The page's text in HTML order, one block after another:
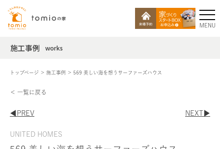
MENU
施工事例 works
トップページ 施工事例 569 美しい海を想うサーファーズハウス
＜ 一覧に戻る
◀︎PREV NEXT▶︎
UNITED HOMES